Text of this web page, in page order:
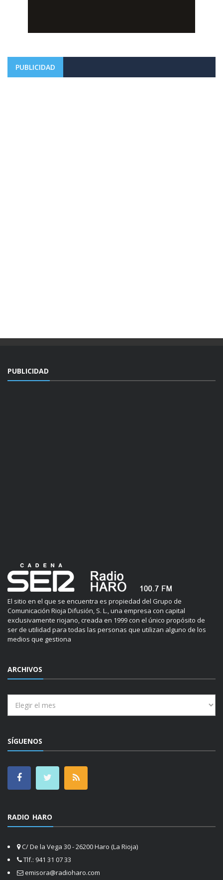
PUBLICIDAD
PUBLICIDAD
El sitio en el que se encuentra es propiedad del Grupo de
Comunicación Rioja Difusión, S. L., una empresa con capital
exclusivamente riojano, creada en 1999 con el único propósito de
ser de utilidad para todas las personas que utilizan alguno de los
medios que gestiona
ARCHIVOS
SÍGUENOS
RADIO HARO
C/ De la Vega 30 - 26200 Haro (La Rioja)
Tlf.: 941 31 07 33
emisora@radioharo.com